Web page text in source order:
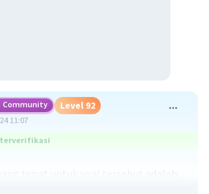
Community Level 92
11:07
terverifikasi